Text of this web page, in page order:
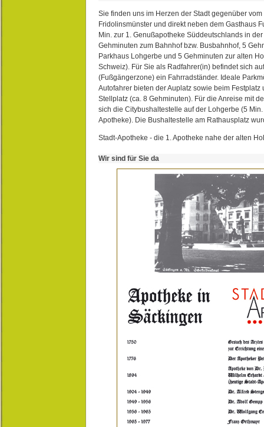
Sie finden uns im Herzen der Stadt gegenüber
Fridolinsmünster und direkt neben dem Gasthaus
Min. zur 1. Genußapotheke Süddeutschlands in
Gehminuten zum Bahnhof bzw. Busbahnhof, 5
Parkhaus Lohgerbe und 5 Gehminuten zur alten
Schweiz). Für Sie als Radfahrer(in) befindet sich
(Fußgängerzone) ein Fahrradständer. Ideale
Autofahrer bieten der Auplatz sowie beim Festplatz
Stellplatz (ca. 8 Gehminuten). Für die Anreise mit
sich die Citybushaltestelle auf der Lohgerbe (5
Apotheke). Die Bushaltestelle am Rathausplatz
Stadt-Apotheke - die 1. Apotheke nahe der alten
Wir sind für Sie da